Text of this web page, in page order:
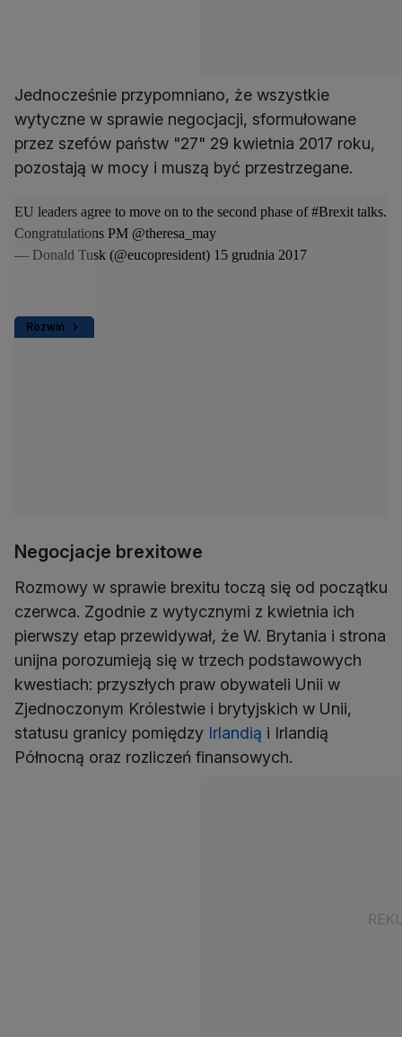
Jednocześnie przypomniano, że wszystkie
wytyczne w sprawie negocjacji, sformułowane
przez szefów państw "27" 29 kwietnia 2017 roku,
pozostają w mocy i muszą być przestrzegane.
Rozwiń
EU leaders agree to move on to the second phase of#Brexit talks.
Congratulations PM @theresa_may
— Donald Tusk (@eucopresident) 15 grudnia 2017
Negocjacje brexitowe
Rozmowy w sprawie brexitu toczą się od początku
czerwca. Zgodnie z wytycznymi z kwietnia ich
pierwszy etap przewidywał, że W. Brytania i strona
unijna porozumieją się w trzech podstawowych
kwestiach: przyszłych praw obywateli Unii w
Zjednoczonym Królestwie i brytyjskich w Unii,
statusu granicy pomiędzy Irlandią i Irlandią
Północną oraz rozliczeń finansowych.